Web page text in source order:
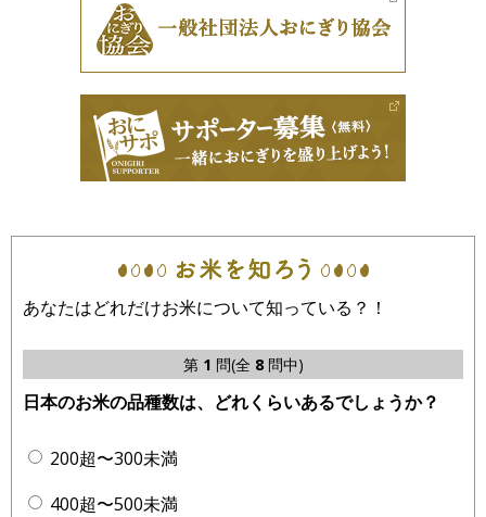
あなたはどれだけお米について知っている？！
第 1 問(全 8問中)
日本のお米の品種数は、どれくらいあるでしょうか？
200超〜300未満
400超〜500未満